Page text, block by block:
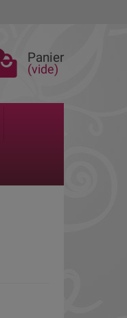
Panier
(vide)